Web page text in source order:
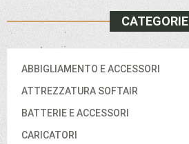
CATEGORIE
ABBIGLIAMENTO E ACCESSORI
ATTREZZATURA SOFTAIR
BATTERIE E ACCESSORI
CARICATORI